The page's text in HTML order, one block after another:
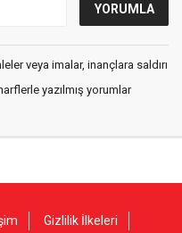
veya imalar, inançlara saldırı
yazılmış yorumlar
Gizlilik İlkeleri